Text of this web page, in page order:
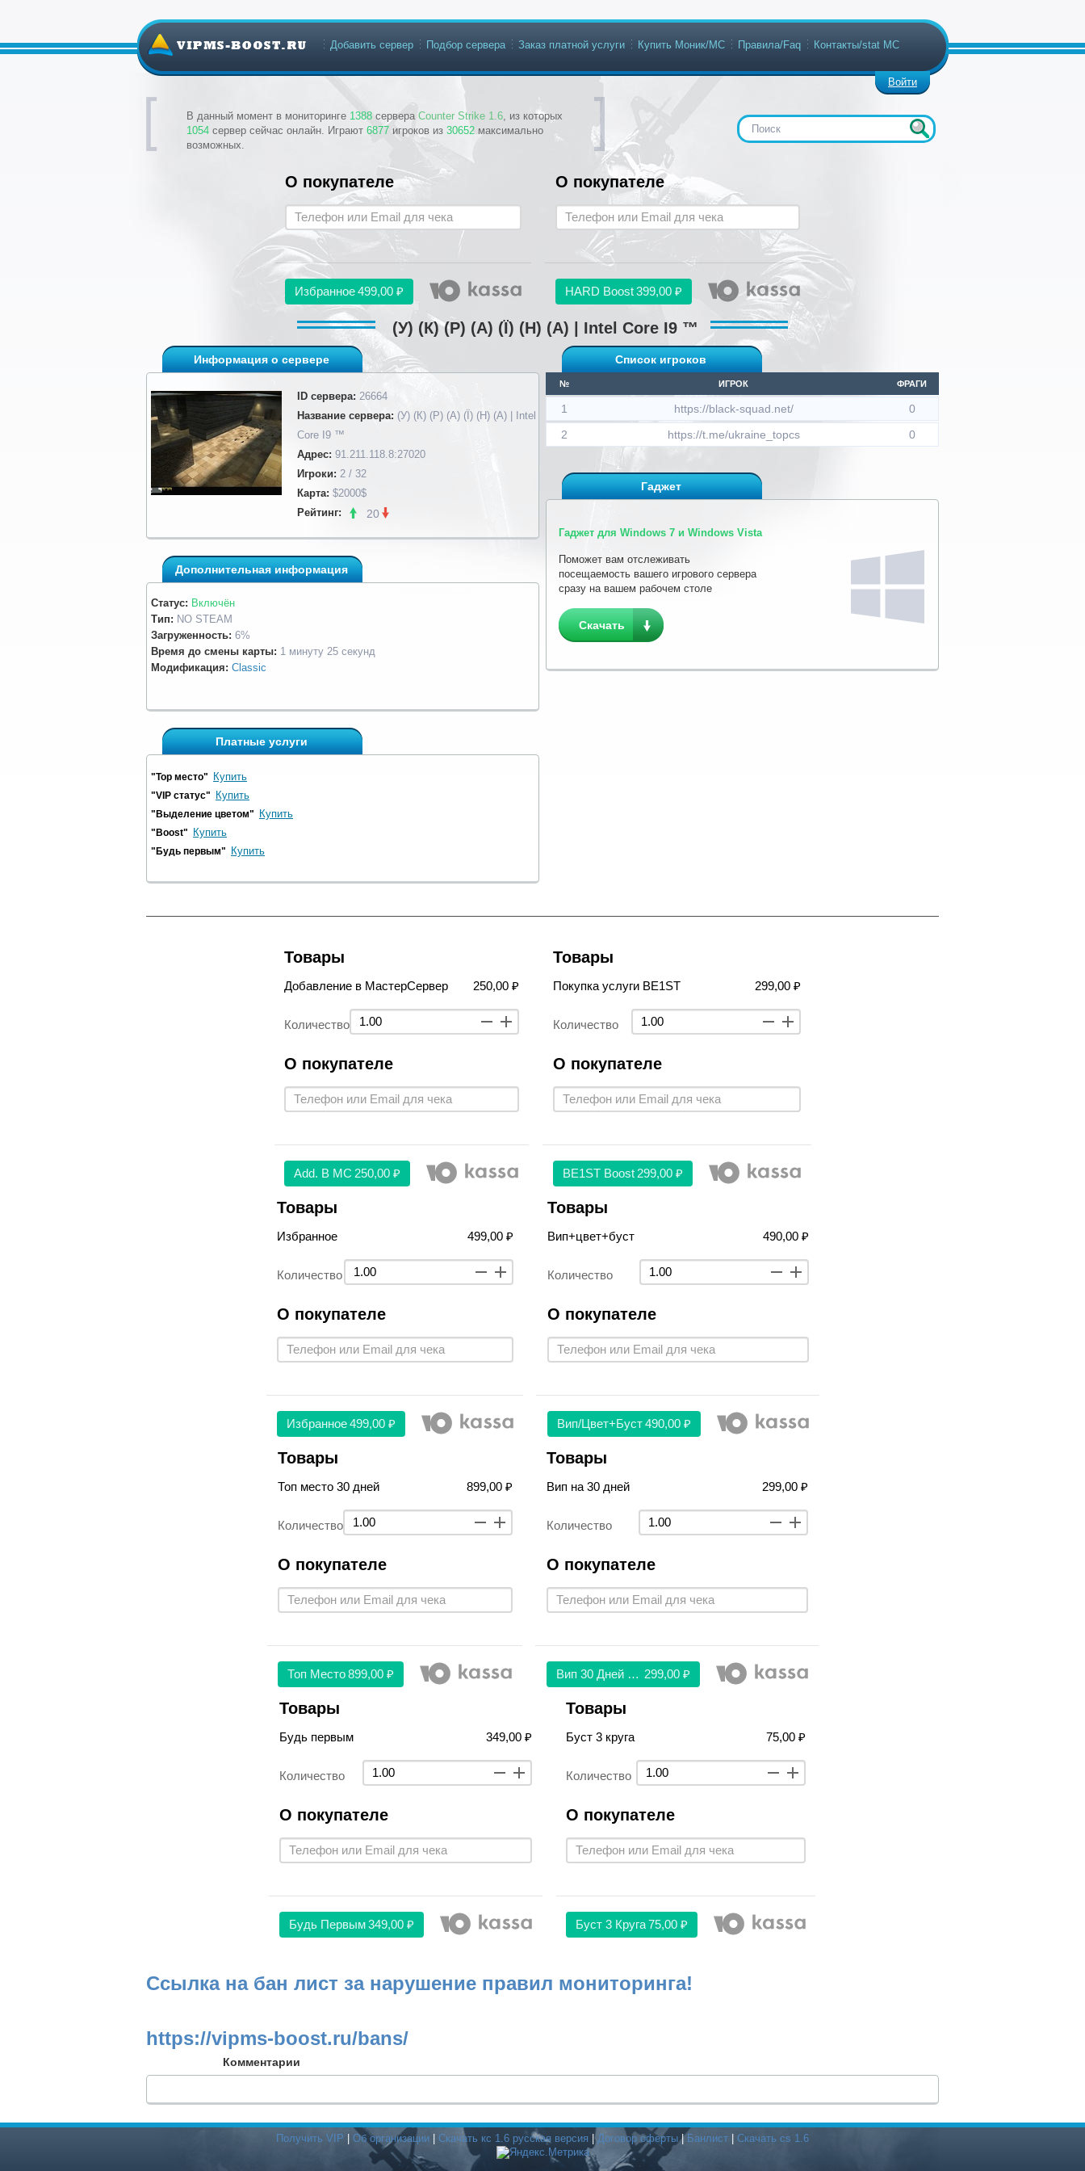
В данный момент в мониторинге 1388 сервера Counter Strike 1.6, из которых
1054 сервер сейчас онлайн. Играют 6877 игроков из 30652 максимально
возможных.
Войти
Добавить сервер Подбор сервера Заказ платной услуги Купить Моник/МС Правила/Faq Контакты/stat МС
О покупателе
Избранное499,00 ₽
О покупателе
HARD Boost399,00 ₽
(У) (К) (Р) (А) (Ї) (Н) (А) | Intel Core I9 ™
Информация о сервере
ID сервера: 26664
Название сервера: (У) (К) (Р) (А) (Ї) (Н) (А) | Intel
Core I9 ™
Адрес: 91.211.118.8:27020
Игроки: 2 / 32
Карта: $2000$
Рейтинг:
20
Дополнительная информация
Статус: Включён
Тип: NO STEAM
Загруженность: 6%
Время до смены карты: 1 минуту 25 секунд
Модификация: Classic
Платные услуги
"Top место" Купить
"VIP статус" Купить
"Выделение цветом" Купить
"Boost" Купить
"Будь первым" Купить
Список игроков
№ ИГРОК ФРАГИ
1 https://black-squad.net/
0
2
https://t.me/ukraine_topcs 0
Гаджет
Гаджет для Windows 7 и Windows Vista
Поможет вам отслеживать
посещаемость вашего игрового сервера
сразу на вашем рабочем столе
Скачать
Товары
Добавление в МастерСервер 250,00 ₽
Количество
О покупателе
Аdd. В МС 250,00 ₽
Товары
Покупка услуги BE1ST 299,00 ₽
Количество
О покупателе
BE1ST Boost 299,00 ₽
Товары
Избранное 499,00 ₽
Количество
О покупателе
Избранное 499,00 ₽
Товары
Вип+цвет+буст 490,00 ₽
Количество
О покупателе
Вип/цвет+буст 490,00 ₽
Товары
Топ место 30 дней 899,00 ₽
Количество
О покупателе
Топ Место 899,00 ₽
Товары
Вип на 30 дней 299,00 ₽
Количество
О покупателе
Вип 30 Дней 299299,00 ₽
Товары
Будь первым 349,00 ₽
Количество
О покупателе
Будь Первым349,00 ₽
Товары
Буст 3 круга 75,00 ₽
Количество
О покупателе
Буст 3 Круга75,00 ₽
Ссылка на бан лист за нарушение правил мониторинга!
https://vipms-boost.ru/bans/
Комментарии
Получить VIP Об организации Скачать кс 1.6 русская версия |Договор оферты| Банлист Скачать cs 1.6